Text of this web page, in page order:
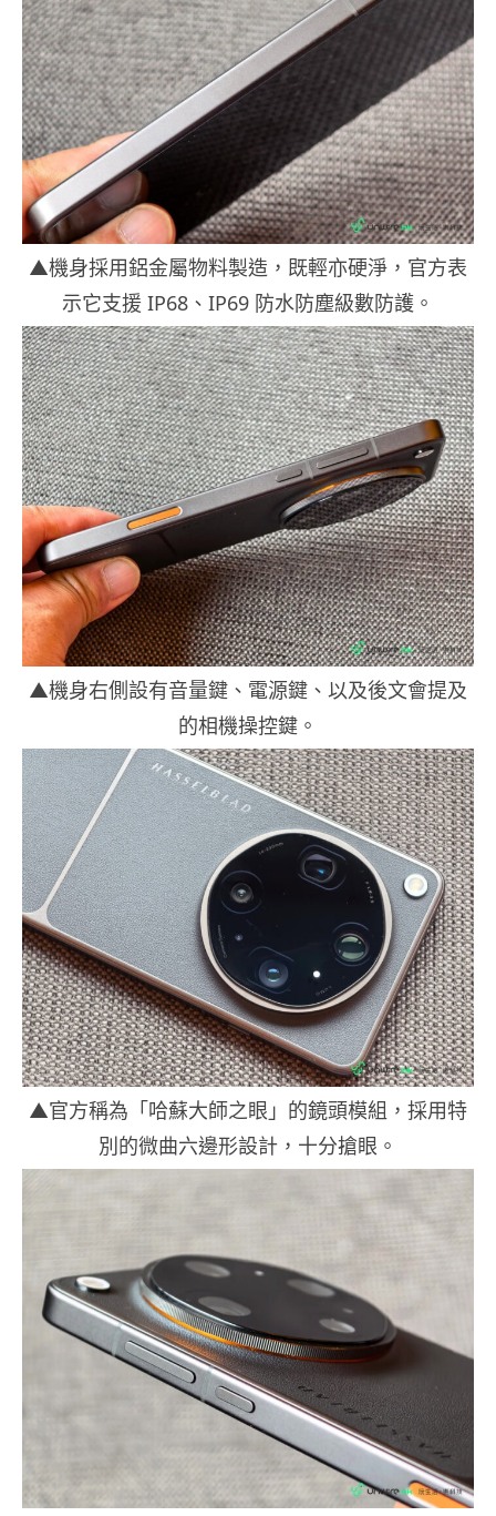
▲機身採用鋁金屬物料製造，既輕亦硬淨，官方表
示它支援 IP68、IP69 防水防塵級數防護。
▲機身右側設有音量鍵、電源鍵、以及後文會提及
的相機操控鍵。
▲官方稱為「哈蘇大師之眼」的鏡頭模組，採用特
別的微曲六邊形設計，十分搶眼。